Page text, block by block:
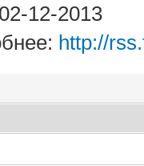
12-2013
http://